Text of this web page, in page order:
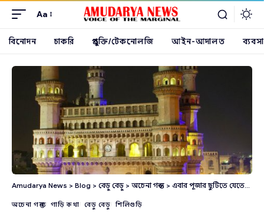
Aa
বিনোদন চাকরি প্রযুক্তি/টেকনোলজি আইন-আদালত ব্যবসা
Amudarya News > Blog > বেড়ু বেড়ু > অচেনা গন্তব্য > এবার পূজার ছুটিতে যেতেই পারেন নিজামের শহর হায়দ্রাবাদে
অচেনা গন্তব্য গাড়ি কথা বেড়ু বেড়ু শিলিগুড়ি